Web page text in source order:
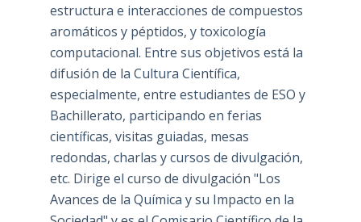
estructura e interacciones de compuestos
aromáticos y péptidos, y toxicología
computacional. Entre sus objetivos está la
difusión de la Cultura Científica,
especialmente, entre estudiantes de ESO y
Bachillerato, participando en ferias
científicas, visitas guiadas, mesas
redondas, charlas y cursos de divulgación,
etc. Dirige el curso de divulgación "Los
Avances de la Química y su Impacto en la